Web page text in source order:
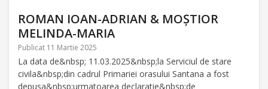
ROMAN IOAN-ADRIAN & MOȘTIOR
MELINDA-MARIA
Publicat 11 Martie 2025
La data de&nbsp; 11.03.2025&nbsp;la Serviciul de stare
civila&nbsp;din cadrul Primariei orasului Santana a fost
depusa&nbsp;urmatoarea declaratie&nbsp;de